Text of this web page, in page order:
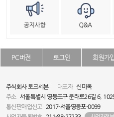
PC버전 로그인 회원가
주식회사 토크세븐 대표자 신미옥
주소 서울특별시 영등포구 문래로26길 6,
통신판매업신고 2017-서울영등포-0099